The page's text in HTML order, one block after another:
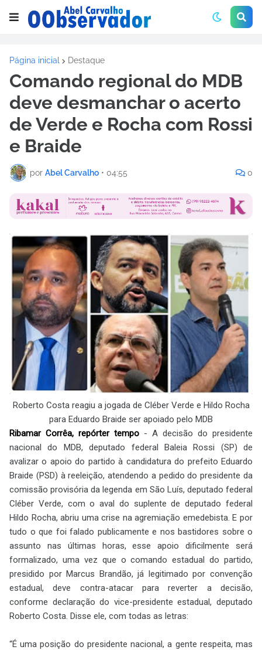
Página inicial Destaque
Comando regional do MDB
deve desmanchar o acerto
de Verde e Rocha com Rossi
e Braide
por Abel Carvalho • 04:55 0
Roberto Costa reagiu a jogada de Cléber Verde e Hildo Rocha
para Eduardo Braide ser apoiado pelo MDB
Ribamar Corrêa, repórter tempo - A decisão do presidente
nacional do MDB, deputado federal Baleia Rossi (SP) de
avalizar o apoio do partido à candidatura do prefeito Eduardo
Braide (PSD) à reeleição, atendendo a pedido do presidente da
comissão provisória da legenda em São Luís, deputado federal
Cléber Verde, com o aval do suplente de deputado federal
Hildo Rocha, abriu uma crise na agremiação emedebista. E por
tudo o que foi falado publicamente e nos bastidores sobre o
assunto nas últimas horas, esse apoio dificilmente será
formalizado, uma vez que o comando estadual do partido,
presidido por Marcus Brandão, já legitimado por convenção
estadual, deve contra-atacar para reverter a decisão,
conforme declaração do vice-presidente estadual, deputado
Roberto Costa. Disse ele, com todas as letras:
“É uma posição do presidente nacional, a gente respeita, mas